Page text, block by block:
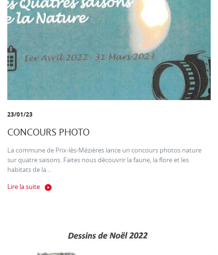
23/01/23
CONCOURS PHOTO
La commune de Prix-lès-Mézières lance un concours photos nature
sur quatre saisons. Faites nous découvrir la faune, la flore et les
habitats de la...
Lire la suite